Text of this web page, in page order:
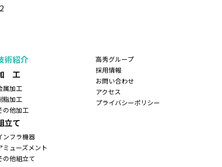
術紹介
工
属加工
脂加工
の他加工
立て
ンフラ機器
ミューズメント
の他組立て
高秀グループ
採用情報
お問い合わせ
アクセス
プライバシーポリシー